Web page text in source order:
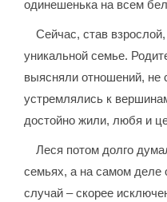
одинешенька на всем
Сейчас, став
уникальной семье.
выясняли отношений, не
устремлялись к
достойно жили, любя и
Леся потом долго
семьях, а на самом деле
случай – скорее